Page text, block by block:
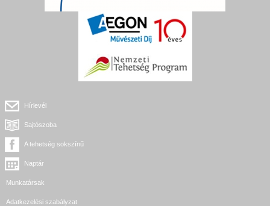
Hírlevél
Sajtószoba
A tehetség sokszínű
Naptár
Munkatársak
Adatkezelési szabályzat